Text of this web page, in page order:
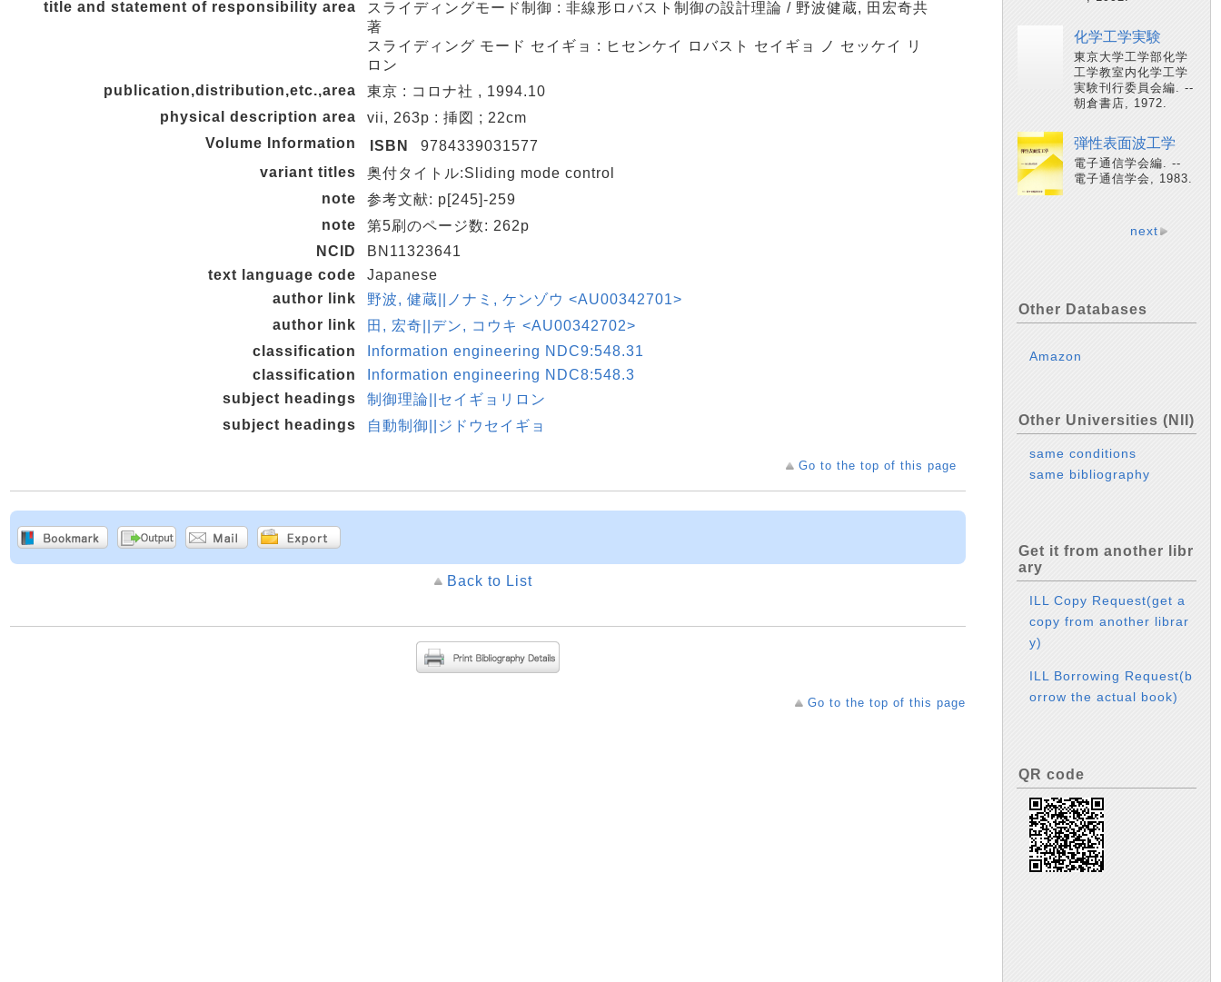
title and statement of responsibility area
スライディングモード制御 : 非線形ロバスト制御の設計理論 / 野波健蔵, 田宏奇共
著
スライディング モード セイギョ : ヒセンケイ ロバスト セイギョ ノ セッケイ リ
ロン
publication,distribution,etc.,area
東京 : コロナ社 , 1994.10
physical description area
vii, 263p : 挿図 ; 22cm
Volume Information
ISBN
9784339031577
variant titles
奥付タイトル:Sliding mode control
note
参考文献: p[245]-259
note
第5刷のページ数: 262p
NCID
BN11323641
text language code
Japanese
author link
野波, 健蔵||ノナミ, ケンゾウ <AU00342701>
author link
田, 宏奇||デン, コウキ <AU00342702>
classification
Information engineering NDC9:548.31
classification
Information engineering NDC8:548.3
subject headings
制御理論||セイギョリロン
subject headings
自動制御||ジドウセイギョ
Go to the top of this page
Back to List
Go to the top of this page
化学工学実験
東京大学工学部化学
工学教室内化学工学
実験刊行委員会編. --
朝倉書店, 1972.
弾性表面波工学
電子通信学会編. --
電子通信学会, 1983.
next
Other Databases
Amazon
Other Universities (NII)
same conditions
same bibliography
Get it from another libr
ary
ILL Copy Request(get a
copy from another librar
y)
ILL Borrowing Request(b
orrow the actual book)
QR code